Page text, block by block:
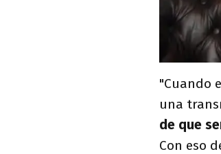
"Cuando
una
de que
Con eso